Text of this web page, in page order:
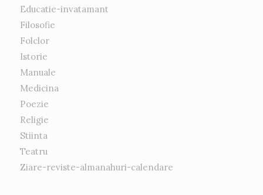
Educatie-invatamant
Filosofie
Folclor
Istorie
Manuale
Medicina
Poezie
Religie
Stiinta
Teatru
Ziare-reviste-almanahuri-calendare